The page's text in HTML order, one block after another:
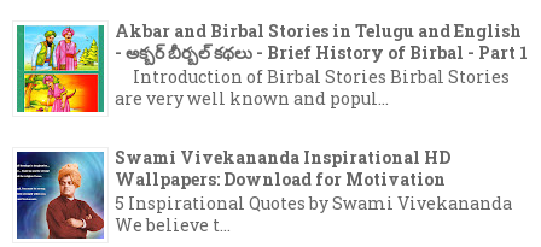
Akbar and Birbal Stories in Telugu and English
- అక్బర్ బీర్బల్ కథలు - Brief History of Birbal - Part 1
Introduction of Birbal Stories Birbal Stories
are very well known and popul...
Swami Vivekananda Inspirational HD
Wallpapers: Download for Motivation
5 Inspirational Quotes by Swami Vivekananda
We believe t...